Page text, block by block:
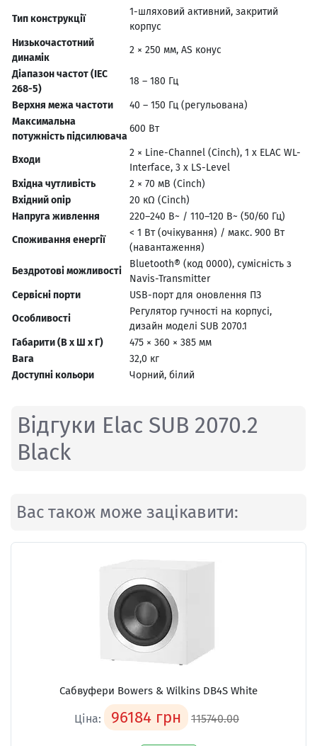
Тип конструкції
1-шляховий активний, закритий
корпус
Низькочастотний
динамік
2 × 250 мм, AS конус
Діапазон частот (IEC
268-5)
18 – 180 Гц
Верхня межа частоти
40 – 150 Гц (регульована)
Максимальна
потужність підсилювача
600 Вт
Входи
2 × Line-Channel (Cinch), 1 x ELAC WL-
Interface, 3 x LS-Level
Вхідна чутливість
2 × 70 мВ (Cinch)
Вхідний опір
20 кΩ (Cinch)
Напруга живлення
220–240 В~ / 110–120 В~ (50/60 Гц)
Споживання енергії
< 1 Вт (очікування) / макс. 900 Вт
(навантаження)
Бездротові можливості
Bluetooth® (код 0000), сумісність з
Navis-Transmitter
Сервісні порти
USB-порт для оновлення ПЗ
Особливості
Регулятор гучності на корпусі,
дизайн моделі SUB 2070.1
Габарити (В х Ш х Г)
475 × 360 × 385 мм
Вага
32,0 кг
Доступні кольори
Чорний, білий
Відгуки Elac SUB 2070.2
Black
Вас також може зацікавити:
Сабвуфери Bowers & Wilkins DB4S White
Ціна: 96184 грн 115740.00